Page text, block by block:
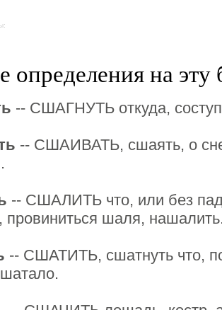
определения на эту
-- СШАГНУТЬ откуда,
-- СШАИВАТЬ, сшаять, о
-- СШАЛИТЬ что, или без
провиниться шаля,
-- СШАТИТЬ, сшатнуть что,